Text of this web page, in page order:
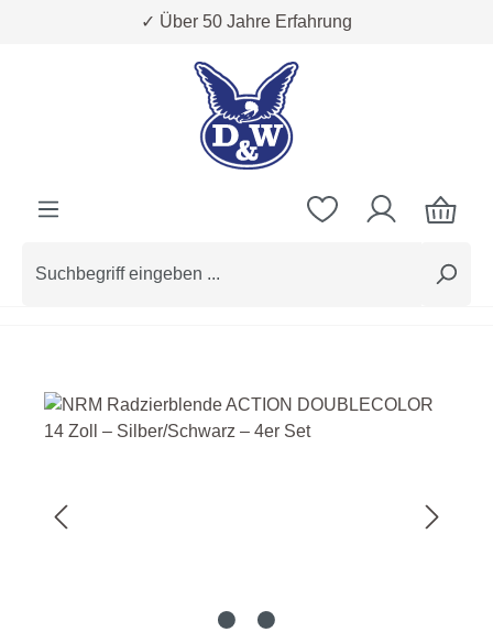
Zum Hauptinhalt springen✓ Über 50 Jahre Erfahrung
Bildergalerie überspringen